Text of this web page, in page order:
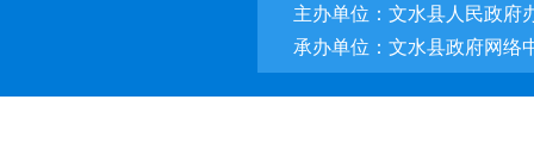
主办单位：文水县人民政府
承办单位：文水县政府网络